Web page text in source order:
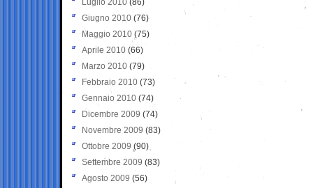
Luglio 2010 (86)
Giugno 2010 (76)
Maggio 2010 (75)
Aprile 2010 (66)
Marzo 2010 (79)
Febbraio 2010 (73)
Gennaio 2010 (74)
Dicembre 2009 (74)
Novembre 2009 (83)
Ottobre 2009 (90)
Settembre 2009 (83)
Agosto 2009 (56)